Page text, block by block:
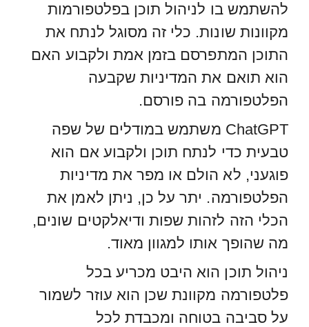
להשתמש בו לניהול תוכן בפלטפורמות
מקוונות שונות. כלי זה מסוגל לנתח את
התוכן המתפרסם בזמן אמת ולקבוע האם
הוא תואם את המדיניות שקבעה
הפלטפורמה בה פורסם.
ChatGPT משתמש במודלים של שפה
טבעית כדי לנתח תוכן ולקבוע אם הוא
פוגעני, לא הולם או מפר את מדיניות
הפלטפורמה. יתר על כן, ניתן לאמן את
הכלי הזה לזהות שפות ודיאלקטים שונים,
מה שהופך אותו למגוון מאוד.
ניהול תוכן הוא היבט מכריע בכל
פלטפורמה מקוונת שכן הוא עוזר לשמור
על סביבה בטוחה ומכבדת לכל